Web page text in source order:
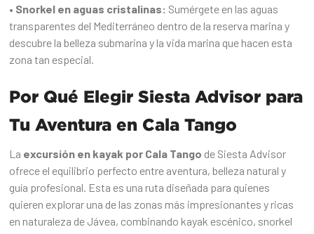
• Snorkel en aguas cristalinas: Sumérgete en las aguas
transparentes del Mediterráneo dentro de la reserva marina y
descubre la belleza submarina y la vida marina que hacen esta
zona tan especial.
Por Qué Elegir Siesta Advisor para
Tu Aventura en Cala Tango
La excursión en kayak por Cala Tango de Siesta Advisor
ofrece el equilibrio perfecto entre aventura, belleza natural y
guía profesional. Esta es una ruta diseñada para quienes
quieren explorar una de las zonas más impresionantes y ricas
en naturaleza de Jávea, combinando kayak escénico, snorkel